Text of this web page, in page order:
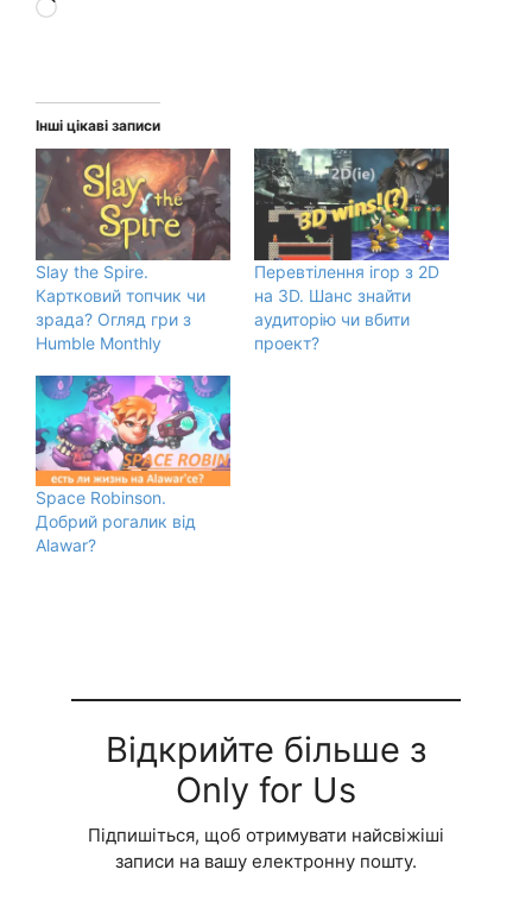
Завантаження…
Інші цікаві записи
Slay the Spire.
Картковий топчик чи
зрада? Огляд гри з
Humble Monthly
Перевтілення ігор з 2D
на 3D. Шанс знайти
аудиторію чи вбити
проект?
Space Robinson.
Добрий рогалик від
Alawar?
Відкрийте більше з
Only for Us
Підпишіться, щоб отримувати найсвіжіші
записи на вашу електронну пошту.